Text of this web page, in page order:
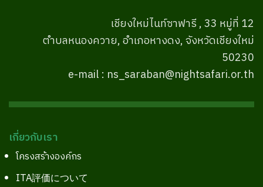
เชียงใหม่ไนท์ซาฟารี , 33 หมู่ที่ 12
ตำบลหนองควาย, อำเภอหางดง, จังหวัดเชียงใหม่
50230
e-mail : ns_saraban@nightsafari.or.th
เกี่ยวกับเรา
โครงสร้างองค์กร
ITA評価について